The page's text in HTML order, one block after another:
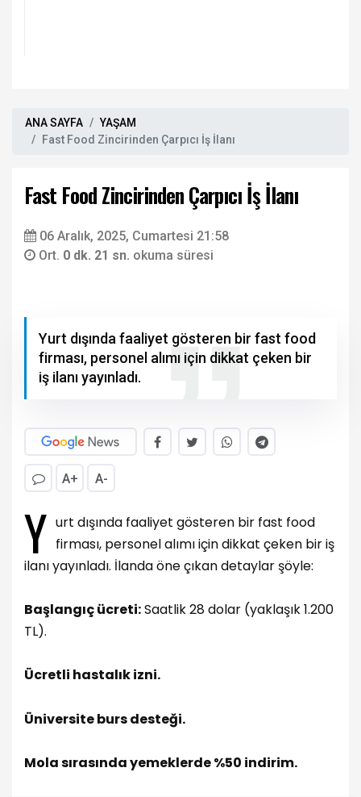
ANA SAYFA
YAŞAM
Fast Food Zincirinden Çarpıcı İş İlanı
Fast Food Zincirinden Çarpıcı İş İlanı
06 Aralık, 2025, Cumartesi 21:58
Ort. 0 dk. 21 sn. okuma süresi
Yurt dışında faaliyet gösteren bir fast food
firması, personel alımı için dikkat çeken bir
iş ilanı yayınladı.
A+ A-
Y urt dışında faaliyet gösteren bir fast food
firması, personel alımı için dikkat çeken bir iş
ilanı yayınladı. İlanda öne çıkan detaylar şöyle:
Başlangıç ücreti:Saatlik 28 dolar (yaklaşık 1.200
TL).
Ücretli hastalık izni.
Üniversite burs desteği.
Mola sırasında yemeklerde %50 indirim.